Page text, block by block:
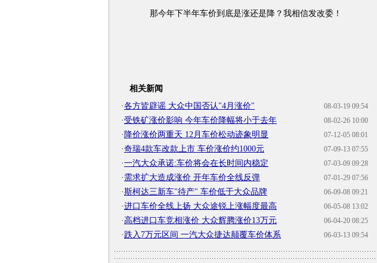
那今年下半年车价到底是涨还是降？我相信发改委！
相关新闻
08-03-19 09:54
·各方皆辟谣 大众中国否认"4月涨价"
08-02-26 10:00
·受铁矿涨价影响 今年车价降幅将小于去年
07-12-05 08:01
· 降价涨价两重天 12月车价松动迹象明显
07-09-13 07:55
·奇瑞4款车改款上市 车价涨价约1000元
07-03-09 09:28
·一汽大众承诺:车价将会在长时间内稳定
07-01-29 07:56
· 需求扩大造成涨价 开年车价全线反弹
06-09-08 09:21
·斯柯达三新车"待产" 车价低于大众品牌
06-05-08 13:02
·进口车价全线上扬 大众途锐上涨幅度最高
06-04-20 08:25
·高档进口车竞相涨价 大众辉腾涨价13万元
06-03-13 09:54
· 跌入7万元区间 一汽大众捷达颠覆车价体系